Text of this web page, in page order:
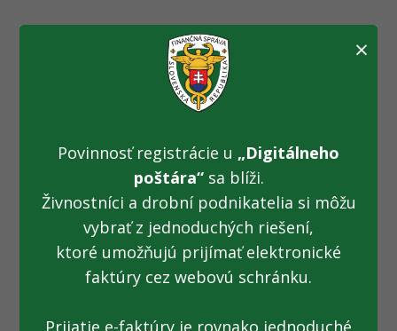
Pri kontrolách
prepravovaného
tovaru služobné psy
vyňuchali aj drogy (
21.10.2019 )
Fotogaléria k TS zo 21.10.2019: Pri kontrolách
×
Povinnosť registrácie u „Digitálneho
poštára“sa blíži.
Živnostníci a drobní podnikatelia si môžu
vybrať z jednoduchých riešení,
ktoré umožňujú prijímať elektronické
faktúry cez webovú schránku.
Prijatie e-faktúry je rovnako jednoduché